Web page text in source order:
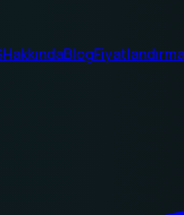
HakkındaBlogFiyatlandırma